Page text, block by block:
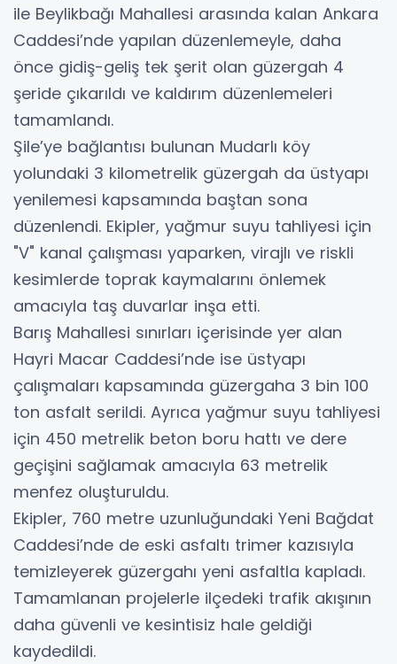
ile Beylikbağı Mahallesi arasında kalan Ankara
Caddesi’nde yapılan düzenlemeyle, daha
önce gidiş-geliş tek şerit olan güzergah 4
şeride çıkarıldı ve kaldırım düzenlemeleri
tamamlandı.
Şile’ye bağlantısı bulunan Mudarlı köy
yolundaki 3 kilometrelik güzergah da üstyapı
yenilemesi kapsamında baştan sona
düzenlendi. Ekipler, yağmur suyu tahliyesi için
"V" kanal çalışması yaparken, virajlı ve riskli
kesimlerde toprak kaymalarını önlemek
amacıyla taş duvarlar inşa etti.
Barış Mahallesi sınırları içerisinde yer alan
Hayri Macar Caddesi’nde ise üstyapı
çalışmaları kapsamında güzergaha 3 bin 100
ton asfalt serildi. Ayrıca yağmur suyu tahliyesi
için 450 metrelik beton boru hattı ve dere
geçişini sağlamak amacıyla 63 metrelik
menfez oluşturuldu.
Ekipler, 760 metre uzunluğundaki Yeni Bağdat
Caddesi’nde de eski asfaltı trimer kazısıyla
temizleyerek güzergahı yeni asfaltla kapladı.
Tamamlanan projelerle ilçedeki trafik akışının
daha güvenli ve kesintisiz hale geldiği
kaydedildi.